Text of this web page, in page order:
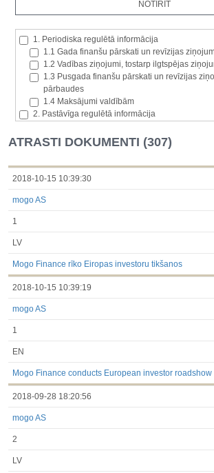
1. Periodiska regulētā informācija
1.1 Gada finanšu pārskati un revīzijas
1.2 Vadības ziņojumi, tostarp ilgtspējas
1.3 Pusgada finanšu pārskati un revīzijas
pārbaudes
1.4 Maksājumi valdībām
2. Pastāvīga regulētā informācija
2.2. Iekšējā informācija
2.3. Paziņojumi par būtisku akciju paketi
2.4. Emitenta paša akciju iegāde vai
2.5. Balsstiesību kopējais skaits un kapitāls
kategorijām
dalībvalsts tiesību aktiem
Līdz 2017.03.01
Finanšu pārskati
Informācija par akcionāru sapulcēm
ATRASTI DOKUMENTI (307)
2018-10-15 10:39:30
mogo AS
1
LV
Mogo Finance rīko Eiropas investoru tikšanos
2018-10-15 10:39:19
mogo AS
1
EN
Mogo Finance conducts European investor roadshow
2018-09-28 18:20:56
mogo AS
2
LV